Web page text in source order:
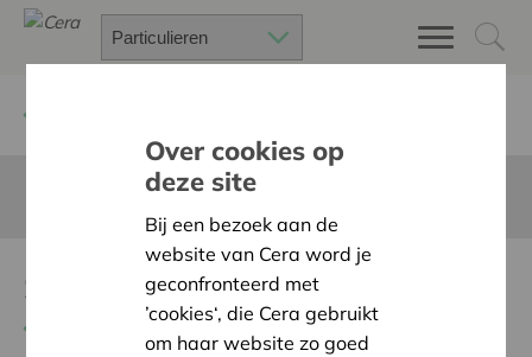
Deze pagina is niet vertaald in het Nederlands
Speelkerk
Terug naar overzicht
Over cookies op
deze site
Bij een bezoek aan de
website van Cera word je
geconfronteerd met
’cookies‘, die Cera gebruikt
om haar website zo goed